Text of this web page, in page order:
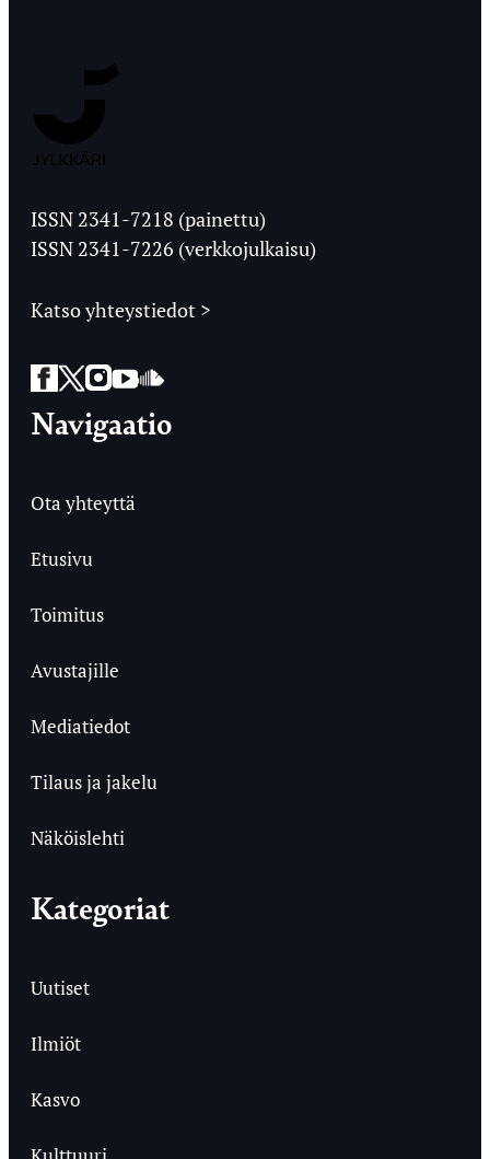
Ylioppilaslehti
ISSN 2341-7218 (painettu)
ISSN 2341-7226 (verkkojulkaisu)
Katso yhteystiedot >
Facebook
Twitter
Instagram
YouTube
SoundCloud
Navigaatio
Ota yhteyttä
Etusivu
Toimitus
Avustajille
Mediatiedot
Tilaus ja jakelu
Näköislehti
Kategoriat
Uutiset
Ilmiöt
Kasvo